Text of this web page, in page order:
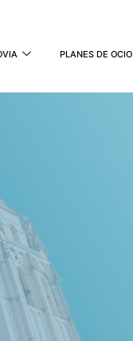
PLANES DE OCIO